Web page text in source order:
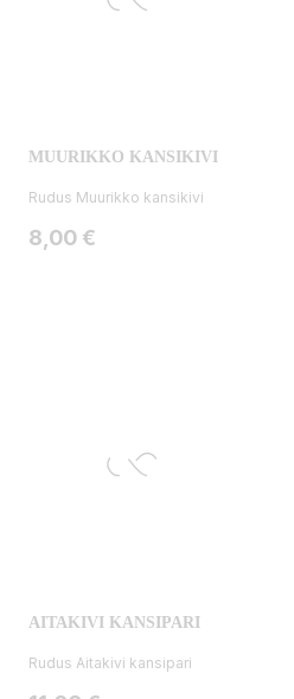
MUURIKKO KANSIKIVI
Rudus Muurikko kansikivi
Hinta
8,00 €
AITAKIVI KANSIPARI
Rudus Aitakivi kansipari